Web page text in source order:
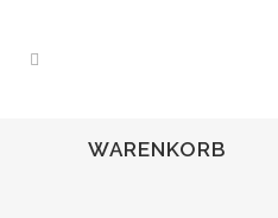
WARENKORB